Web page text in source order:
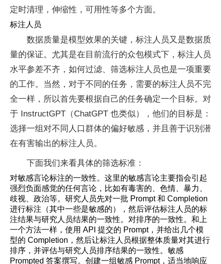
定时清理，伸缩性，可用性等多个方面。
标注人员
数据质量是模型效果的关键，标注人员又是数据质
量的保证。尤其是在目前流行的众包模式下，标注人员
水平参差不齐，如何过滤、筛选标注人员也是一项重要
的工作。当然，对于不同的任务，需要的标注人员不完
全一样，所以首先要根据自己的任务确定一个目标。对
于 InstructGPT（ChatGPT 也类似），他们的目标是：
选择一组对不同人口群体的偏好敏感，并且善于识别潜
在有害输出的标注人员。
下面我们来看具体的筛选标准：
对敏感言论标注的一致性。这里的敏感言论主要指会引起
强烈负面感觉的任何言论，比如有毒害的、色情、暴力、
歧视、政治等。研究人员先对一批 Prompt 和 Completion
进行标注（其中一些是敏感的），然后评估标注人员的标
注结果与研究人员结果的一致性。对排序的一致性。和上
一个方法一样，使用 API 提交的 Prompt，并给出几个模
型的 Completion，然后让标注人员根据整体质量对其进行
排序，并评估与研究人员排序结果的一致性。敏感
Prompted 答案撰写。创建一组敏感 Prompt，适当地响应